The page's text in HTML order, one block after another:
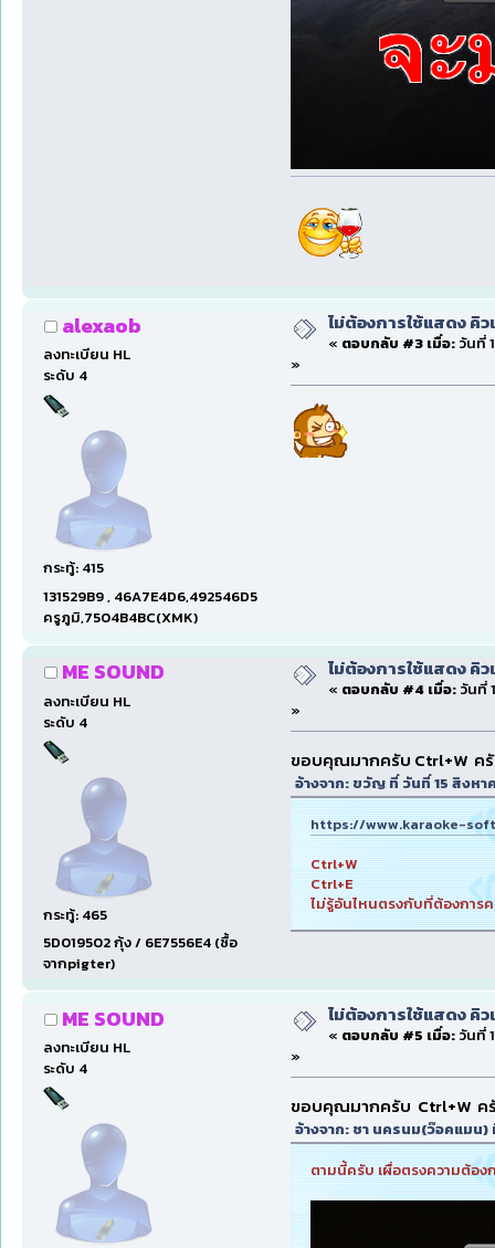
alexaob
ลงทะเบียน HL
ระดับ 4
กระทู้: 415
131529B9 , 46A7E4D6,492546D5
ครูภูมิ,7504B4BC(XMK)
ไม่ต้องการใช้แสดง คิ
« ตอบกลับ #3 เมื่อ:วันที่
»
ME SOUND
ลงทะเบียน HL
ระดับ 4
กระทู้: 465
5D019502 กุ้ง / 6E7556E4 (ซื้อ
จากpigter)
ไม่ต้องการใช้แสดง คิ
« ตอบกลับ #4 เมื่อ:วันที่
»
ขอบคุณมากครับ Ctrl+W ค
อ้างจาก: ขวัญ ที่ วันที่ 15 สิงห
https://www.karaoke-
Ctrl+W
Ctrl+E
ไม่รู้อันไหนตรงกับที่ต้องการ
ME SOUND
ลงทะเบียน HL
ระดับ 4
ไม่ต้องการใช้แสดง คิ
« ตอบกลับ #5 เมื่อ:วันที่
»
ขอบคุณมากครับ Ctrl+W ค
อ้างจาก: ชา นครนม(ว๊อคแมน)
ตามนี้ครับ เผื่อตรงความต้อง